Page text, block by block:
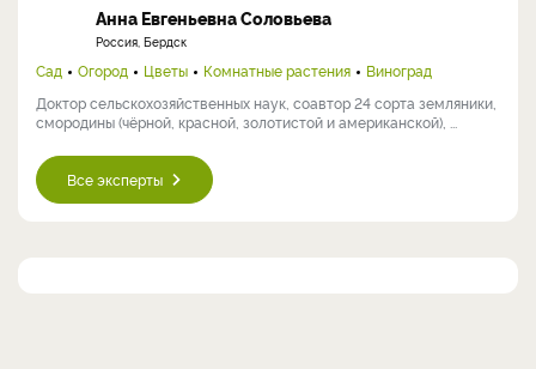
Анна Евгеньевна Соловьева
Россия, Бердск
Сад Огород Цветы Комнатные растения
Виноград
Доктор сельскохозяйственных наук, соавтор 24 сорта земляники,
смородины (чёрной, красной, золотистой и американской), ...
Все эксперты